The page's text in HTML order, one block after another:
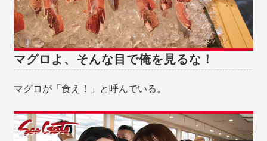
マグロよ、そんな目で俺を見るな！
マグロが「食え！」と呼んでいる。